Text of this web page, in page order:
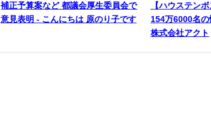
補正予算案など 都議会厚生委員会で
意見表明 - こんにちは 原のり子です
【ハウステン
154万6000名
株式会社アクト